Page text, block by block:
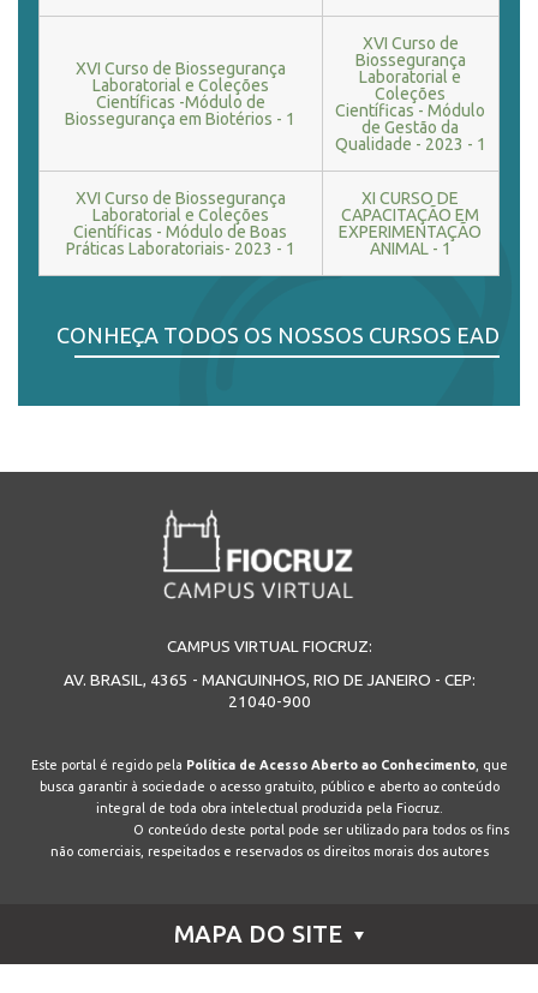
XVI Curso de Biossegurança
Laboratorial e Coleções
Científicas -Módulo de
Biossegurança em Biotérios - 1
XVI Curso de
Biossegurança
Laboratorial e
Coleções
Científicas - Módulo
de Gestão da
Qualidade - 2023 - 1
XVI Curso de Biossegurança
Laboratorial e Coleções
Científicas - Módulo de Boas
Práticas Laboratoriais- 2023 - 1
XI CURSO DE
CAPACITAÇÃO EM
EXPERIMENTAÇÃO
ANIMAL - 1
CONHEÇA TODOS OS NOSSOS CURSOS EAD
CAMPUS VIRTUAL FIOCRUZ:
AV. BRASIL, 4365 - MANGUINHOS, RIO DE JANEIRO - CEP:
21040-900
Este portal é regido pela Política de Acesso Aberto ao Conhecimento, que
busca garantir à sociedade o acesso gratuito, público e aberto ao conteúdo
integral de toda obra intelectual produzida pela Fiocruz.
O conteúdo deste portal pode ser utilizado para todos os fins
não comerciais, respeitados e reservados os direitos morais dos autores
MAPA DO SITE